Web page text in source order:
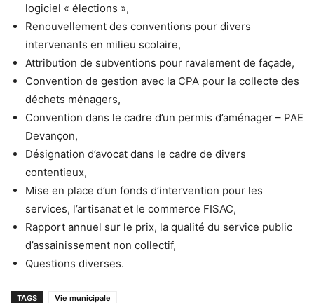
logiciel « élections »,
Renouvellement des conventions pour divers
intervenants en milieu scolaire,
Attribution de subventions pour ravalement de façade,
Convention de gestion avec la CPA pour la collecte des
déchets ménagers,
Convention dans le cadre d’un permis d’aménager – PAE
Devançon,
Désignation d’avocat dans le cadre de divers
contentieux,
Mise en place d’un fonds d’intervention pour les
services, l’artisanat et le commerce FISAC,
Rapport annuel sur le prix, la qualité du service public
d’assainissement non collectif,
Questions diverses.
TAGS Vie municipale